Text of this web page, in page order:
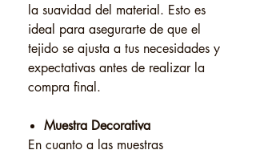
la suavidad del material. Esto es
ideal para asegurarte de que el
tejido se ajusta a tus necesidades y
expectativas antes de realizar la
compra final.
Muestra Decorativa
En cuanto a las muestras